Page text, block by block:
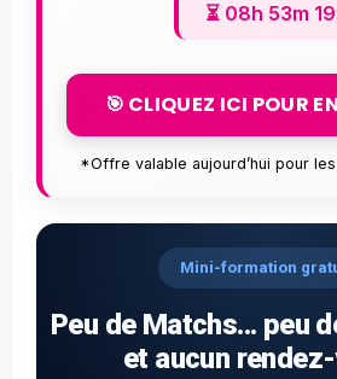
⏳ 08h 53m
🎯 CLIQUEZ ICI POUR
*Offre valable aujourd’hui pour
Mini-formation
Peu de Matchs... peu
et aucun